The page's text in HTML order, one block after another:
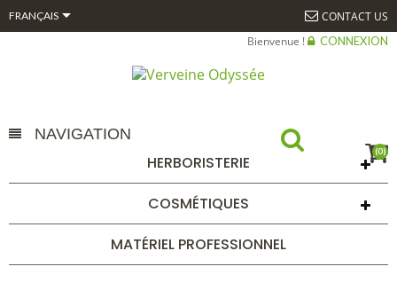
FRANÇAIS
CONTACT US
Bienvenue !
CONNEXION
(0)
NAVIGATION
HERBORISTERIE
COSMÉTIQUES
MATÉRIEL PROFESSIONNEL
TROÈNE BIO*50ML
GEMMOTHÉRAPIE
AUTRES BOURGEONS
UNITAIRES 50 ML BIO*
TROÈNE BIO*50ML